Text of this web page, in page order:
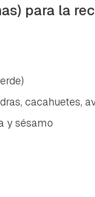
para la
cacahuetes,
y sésamo